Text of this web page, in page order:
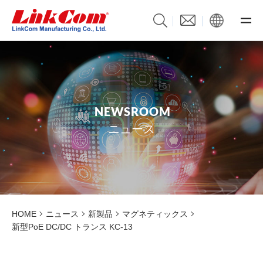
NEWSROOM
ニュース
HOME ニュース 新製品
マグネティックス
新型PoE DC/DC トランス KC-13